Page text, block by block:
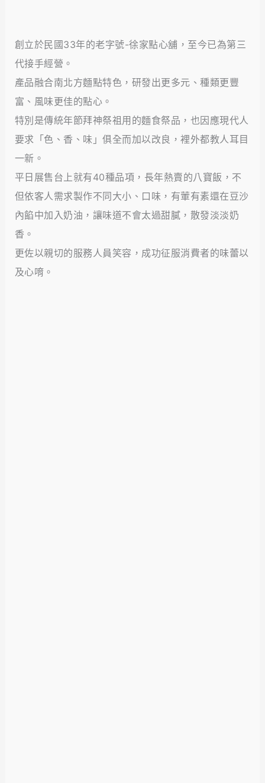
創立於民國33年的老字號-徐家點心舖，至今已為第三
代接手經營。
產品融合南北方麵點特色，研發出更多元、種類更豐
富、風味更佳的點心。
特別是傳統年節拜神祭祖用的麵食祭品，也因應現代人
要求「色、香、味」俱全而加以改良，裡外都教人耳目
一新。
平日展售台上就有40種品項，長年熱賣的八寶飯，不
但依客人需求製作不同大小、口味，有葷有素還在豆沙
內餡中加入奶油，讓味道不會太過甜膩，散發淡淡奶
香。
更佐以親切的服務人員笑容，成功征服消費者的味蕾以
及心唷。